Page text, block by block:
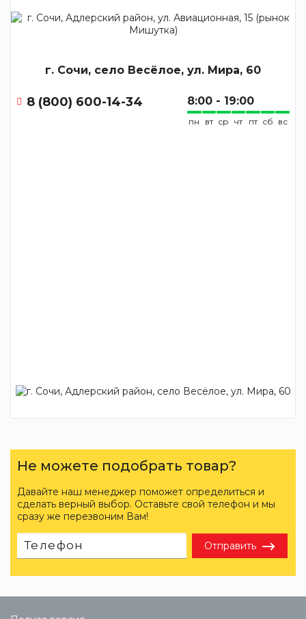
г. Сочи, село Весёлое, ул. Мира, 60
8 (800) 600-14-34 8:00 - 19:00
пн вт ср чт пт сб вс
Не можете подобрать товар?
Давайте наш менеджер поможет определиться и
сделать верный выбор. Оставьте свой телефон и мы
сразу же перезвоним Вам!
Отправить